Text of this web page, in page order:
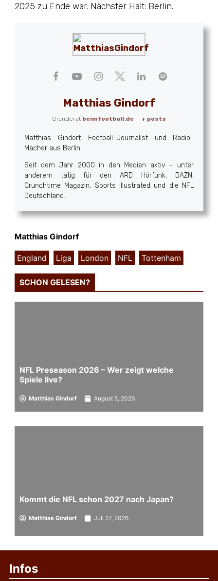
2025 zu Ende war. Nächster Halt: Berlin.
Matthias Gindorf
Gründer at beimfootball.de + posts
Matthias Gindorf, Football-Journalist und Radio-
Macher aus Berlin.
Seit dem Jahr 2000 in den Medien aktiv - unter
anderem tätig für den ARD Hörfunk, DAZN,
Crunchtime Magazin, Sports Illustrated und die NFL
Deutschland.
Matthias Gindorf
England Liga London NFL Tottenham
SCHON GELESEN?
NFL Preseason 2026 – Wer zeigt welche
Spiele live?
Matthias Gindorf August 5, 2026
Kommt die NFL schon 2027 nach Japan?
Matthias Gindorf Juli 27, 2026
Infos